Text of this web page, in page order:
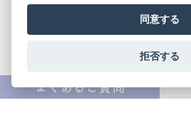
Y. & SONS オンラインストア
同意する
拒否する